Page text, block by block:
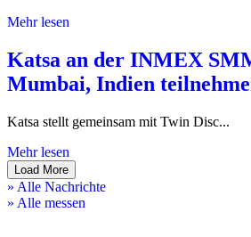
Mehr lesen
Katsa an der INMEX
Mumbai, Indien
Katsa stellt gemeinsam mit Twin Disc...
Mehr lesen
Load More
» Alle Nachrichte
» Alle messen